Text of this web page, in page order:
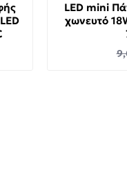
LED mini
χωνευτό